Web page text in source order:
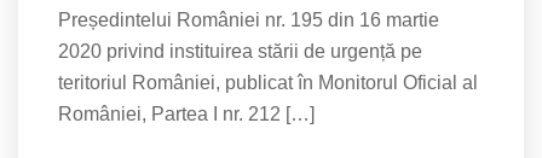
Președintelui României nr. 195 din 16 martie
2020 privind instituirea stării de urgență pe
teritoriul României, publicat în Monitorul Oficial al
României, Partea I nr. 212 […]